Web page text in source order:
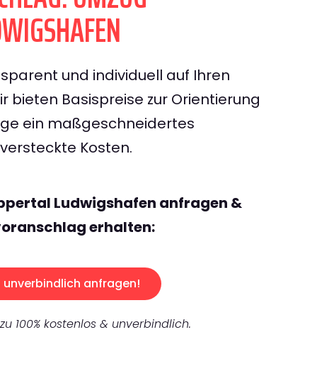
und individuell auf Ihren
bieten Basispreise zur Orientierung
ein maßgeschneidertes
Kosten.
Ludwigshafen anfragen &
erhalten:
unverbindlich anfragen!
100% kostenlos & unverbindlich.